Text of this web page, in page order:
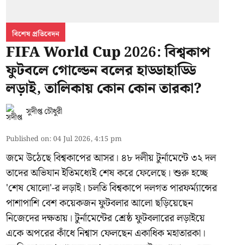
বিশেষ প্রতিবেদন
FIFA World Cup 2026: বিশ্বকাপ
ফুটবলে গোল্ডেন বলের হাড্ডাহাড্ডি
লড়াই, তালিকায় কোন কোন তারকা?
সুদীপ্ত চৌধুরী
Published on:04 Jul 2026, 4:15 pm
জমে উঠেছে বিশ্বকাপের আসর। ৪৮ দলীয় টুর্নামেন্টে ৩২ দল
তাদের অভিযান ইতিমধ্যেই শেষ করে ফেলেছে। শুরু হচ্ছে
'শেষ ষোলো'-র লড়াই। চলতি বিশ্বকাপে দলগত পারফর্ম্যান্সের
পাশাপাশি বেশ কয়েকজন ফুটবলার আলো ছড়িয়েছেন
নিজেদের দক্ষতায়। টুর্নামেন্টের শ্রেষ্ঠ ফুটবলারের লড়াইয়ে
একে অপরের কাঁধে নিশ্বাস ফেলছেন একাধিক মহাতারকা।